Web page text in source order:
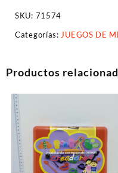
SKU: 71574
Categorías: JUEGOS DE
Productos